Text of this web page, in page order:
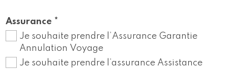
Assurance *
Je souhaite prendre l’Assurance Garantie
Annulation Voyage
Je souhaite prendre l’assurance Assistance